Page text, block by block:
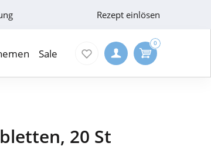
Rezept einlösen
Sale
0
20 St